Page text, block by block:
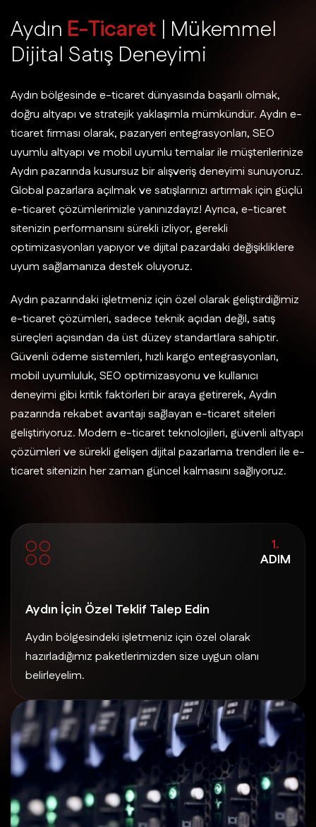
Aydın E-Ticaret | Mükemmel
Dijital Satış Deneyimi
Aydın bölgesinde e-ticaret dünyasında başarılı olmak,
doğru altyapı ve stratejik yaklaşımla mümkündür. Aydın e-
ticaret firması olarak, pazaryeri entegrasyonları, SEO
uyumlu altyapı ve mobil uyumlu temalar ile müşterilerinize
Aydın pazarında kusursuz bir alışveriş deneyimi sunuyoruz.
Global pazarlara açılmak ve satışlarınızı artırmak için güçlü
e-ticaret çözümlerimizle yanınızdayız! Ayrıca, e-ticaret
sitenizin performansını sürekli izliyor, gerekli
optimizasyonları yapıyor ve dijital pazardaki değişikliklere
uyum sağlamanıza destek oluyoruz.
Aydın pazarındaki işletmeniz için özel olarak geliştirdiğimiz
e-ticaret çözümleri, sadece teknik açıdan değil, satış
süreçleri açısından da üst düzey standartlara sahiptir.
Güvenli ödeme sistemleri, hızlı kargo entegrasyonları,
mobil uyumluluk, SEO optimizasyonu ve kullanıcı
deneyimi gibi kritik faktörleri bir araya getirerek, Aydın
pazarında rekabet avantajı sağlayan e-ticaret siteleri
geliştiriyoruz. Modern e-ticaret teknolojileri, güvenli altyapı
çözümleri ve sürekli gelişen dijital pazarlama trendleri ile e-
ticaret sitenizin her zaman güncel kalmasını sağlıyoruz.
1.
ADIM
Aydın İçin Özel Teklif Talep Edin
Aydın bölgesindeki işletmeniz için özel olarak
hazırladığımız paketlerimizden size uygun olanı
belirleyelim.